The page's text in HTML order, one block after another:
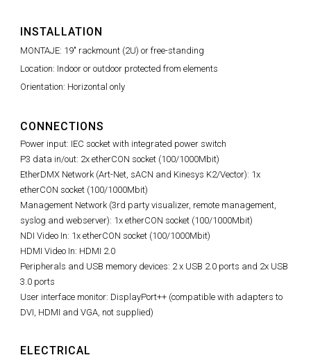
INSTALLATION
MONTAJE: 19" rackmount (2U) or free-standing
Location: Indoor or outdoor protected from elements
Orientation: Horizontal only
CONNECTIONS
Power input: IEC socket with integrated power switch
P3 data in/out: 2x etherCON socket (100/1000Mbit)
EtherDMX Network (Art-Net, sACN and Kinesys K2/Vector): 1x
etherCON socket (100/1000Mbit)
Management Network (3rd party visualizer, remote management,
syslog and webserver): 1x etherCON socket (100/1000Mbit)
NDI Video In: 1x etherCON socket (100/1000Mbit)
HDMI Video In: HDMI 2.0
Peripherals and USB memory devices: 2 x USB 2.0 ports and 2x USB
3.0 ports
User interface monitor: DisplayPort++ (compatible with adapters to
DVI, HDMI and VGA, not supplied)
ELECTRICAL